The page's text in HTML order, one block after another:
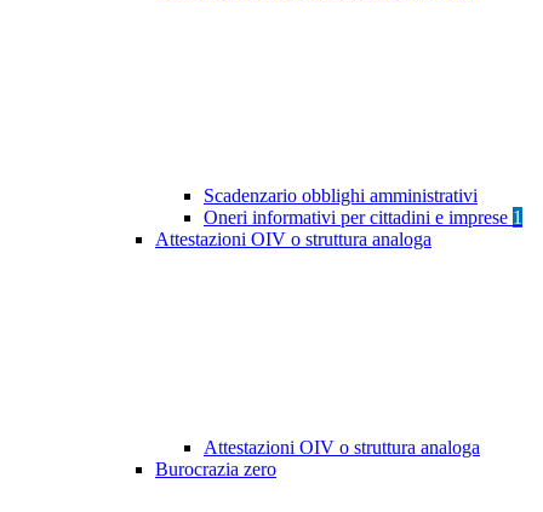
Scadenzario obblighi amministrativi
Oneri informativi per cittadini e imprese 1
Attestazioni OIV o struttura analoga
Attestazioni OIV o struttura analoga
Burocrazia zero